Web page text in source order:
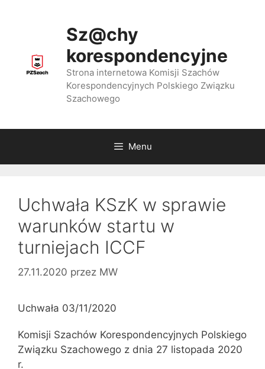
Sz@chy
korespondencyjne
Strona internetowa Komisji Szachów
Korespondencyjnych Polskiego Związku
Szachowego
Menu
Uchwała KSzK w sprawie
warunków startu w
turniejach ICCF
27.11.2020 przez MW
Uchwała 03/11/2020
Komisji Szachów Korespondencyjnych Polskiego
Związku Szachowego z dnia 27 listopada 2020
r.